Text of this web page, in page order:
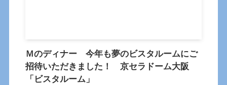
Ｍのディナー 今年も夢のビスタルームにご
招待いただきました！ 京セラドーム大阪
「ビスタルーム」